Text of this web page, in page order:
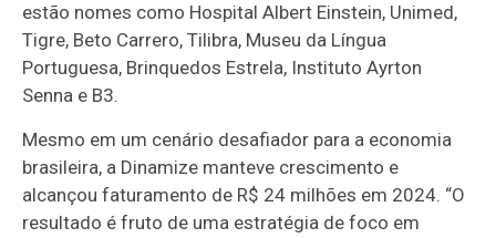
estão nomes como Hospital Albert Einstein, Unimed,
Tigre, Beto Carrero, Tilibra, Museu da Língua
Portuguesa, Brinquedos Estrela, Instituto Ayrton
Senna e B3.
Mesmo em um cenário desafiador para a economia
brasileira, a Dinamize manteve crescimento e
alcançou faturamento de R$ 24 milhões em 2024. “O
resultado é fruto de uma estratégia de foco em